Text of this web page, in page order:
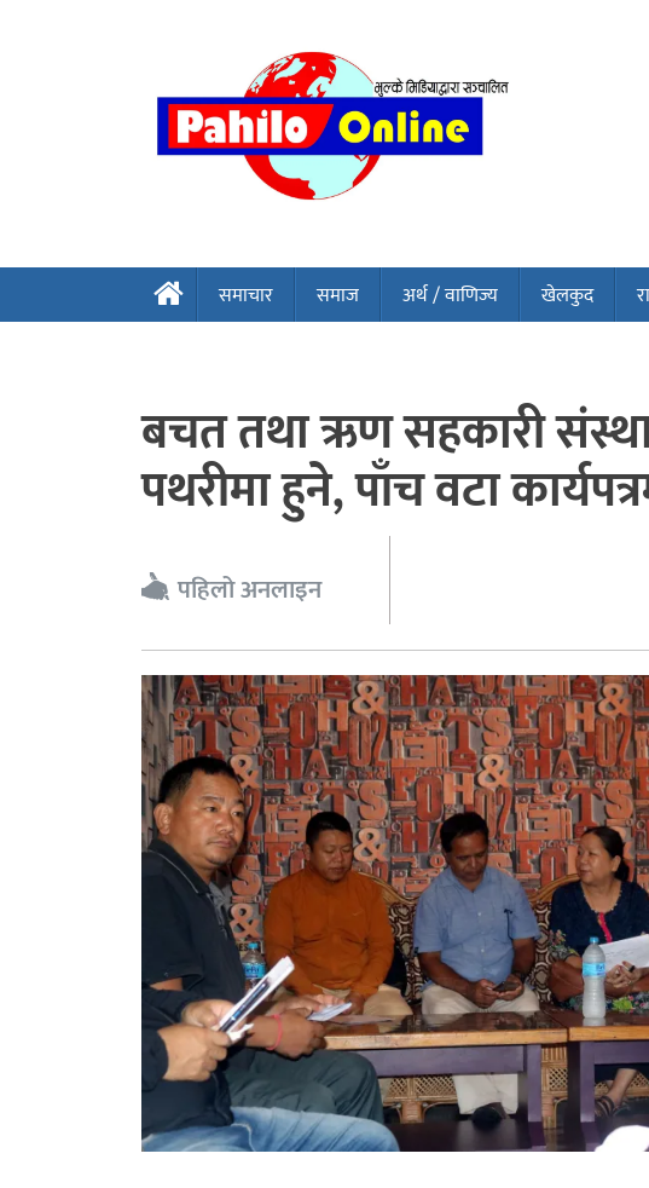
समाचार समाज अर्थ / वाणिज्य खेलकुद
बचत तथा ऋण सहकारी
पथरीमा हुने, पाँच वटा
पहिलो अनलाइन